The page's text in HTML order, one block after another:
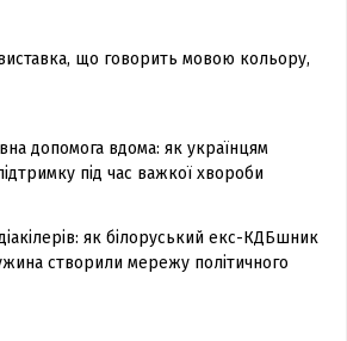
що говорить мовою кольору,
допомога вдома: як українцям
під час важкої хвороби
як білоруський екс-КДБшник
створили мережу політичного